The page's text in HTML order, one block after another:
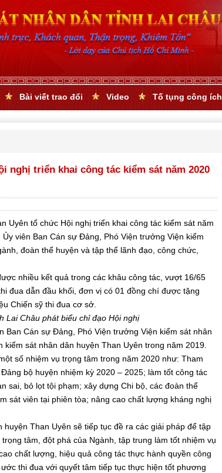
Bài viết trao đổi Video Tố tụng công ích
nghị triển khai công tác kiểm sát năm 2020
tổ chức Hội nghị triển khai công tác kiểm sát năm
viên Ban Cán sự Đảng, Phó Viện trưởng Viện kiểm
đoàn thể huyện và tập thể lãnh đạo, công chức,
nhiều kết quả trong các khâu công tác, vượt 16/65
đua dẫn đầu khối, đơn vị có 01 đồng chí được tặng
Chiến sỹ thi đua cơ sở.
Lai Châu phát biểu chỉ đạo Hội nghị
Cán sự Đảng, Phó Viện trưởng Viện kiểm sát nhân
sát nhân dân huyện Than Uyên trong năm 2019.
số nhiệm vụ trọng tâm trong năm 2020 như: Tham
bộ huyện nhiệm kỳ 2020 – 2025; làm tốt công tác
sai, bỏ lọt tội phạm; xây dựng Chi bộ, các đoàn thể
sát viên tại phiên tòa; nâng cao chất lượng kháng nghị
Than Uyên sẽ tiếp tục đề ra các giải pháp để tập
tâm, đột phá của Ngành, tập trung làm tốt nhiệm vụ
chất lượng, hiệu quả công tác thực hành quyền công
thi đua với quyết tâm tiếp tục thực hiện tốt phương